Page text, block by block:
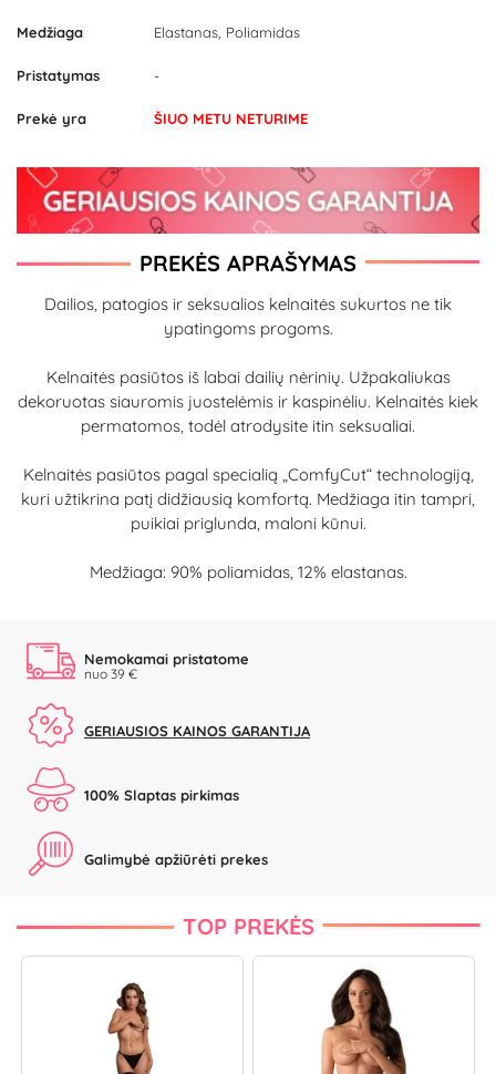
Medžiaga Elastanas, Poliamidas
Pristatymas -
Prekė yra ŠIUO METU NETURIME
PREKĖS APRAŠYMAS
Dailios, patogios ir seksualios kelnaitės sukurtos ne tik
ypatingoms progoms.
Kelnaitės pasiūtos iš labai dailių nėrinių. Užpakaliukas
dekoruotas siauromis juostelėmis ir kaspinėliu. Kelnaitės kiek
permatomos, todėl atrodysite itin seksualiai.
Kelnaitės pasiūtos pagal specialią „ComfyCut“ technologiją,
kuri užtikrina patį didžiausią komfortą. Medžiaga itin tampri,
puikiai priglunda, maloni kūnui.
Medžiaga: 90% poliamidas, 12% elastanas.
Nemokamai pristatome
nuo 39 €
GERIAUSIOS KAINOS GARANTIJA
100% Slaptas pirkimas
Galimybė apžiūrėti prekes
TOP PREKĖS